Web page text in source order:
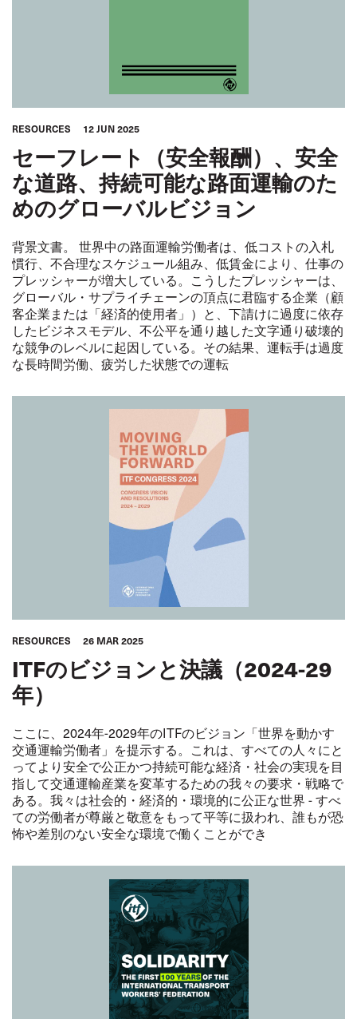
RESOURCES 12 JUN 2025
セーフレート（安全報酬）、安全
な道路、持続可能な路面運輸のた
めのグローバルビジョン
背景文書。 世界中の路面運輸労働者は、低コストの入札
慣行、不合理なスケジュール組み、低賃金により、仕事の
プレッシャーが増大している。こうしたプレッシャーは、
グローバル・サプライチェーンの頂点に君臨する企業（顧
客企業または「経済的使用者」）と、下請けに過度に依存
したビジネスモデル、不公平を通り越した文字通り破壊的
な競争のレベルに起因している。その結果、運転手は過度
な長時間労働、疲労した状態での運転
RESOURCES 26 MAR 2025
ITFのビジョンと決議（2024-29
年）
ここに、2024年-2029年のITFのビジョン「世界を動かす
交通運輸労働者」を提示する。これは、すべての人々にと
ってより安全で公正かつ持続可能な経済・社会の実現を目
指して交通運輸産業を変革するための我々の要求・戦略で
ある。我々は社会的・経済的・環境的に公正な世界 - すべ
ての労働者が尊厳と敬意をもって平等に扱われ、誰もが恐
怖や差別のない安全な環境で働くことができ